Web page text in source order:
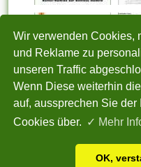
Wir verwenden Cookies,
und Reklame zu
unseren Traffic
Wenn Diese weiterhin
auf, aussprechen Sie
Cookies über. ✓ Mehr
OK,
Copyright|
Alle eingereichten Inhalte
urheberrechtlich
persönlichen,